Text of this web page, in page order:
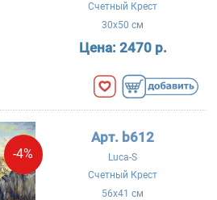
Счетный Крест
30x50 см
Цена: 2470 р.
-4%
Арт. b612
Luca-S
Счетный Крест
56x41 см